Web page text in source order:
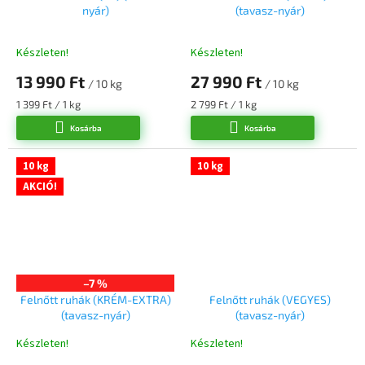
nyár)
Készleten!
13 990 Ft / 10 kg
Egységár:
1 399 Ft / 1 kg
Kosárba
(tavasz-nyár)
Készleten!
27 990 Ft / 10 kg
Egységár:
2 799 Ft / 1 kg
Kosárba
10 kg
AKCIÓ!
–7 %
Felnőtt ruhák (KRÉM-EXTRA)
(tavasz-nyár)
A
Készleten!
10 kg
Felnőtt ruhák (VEGYES)
(tavasz-nyár)
A
Készleten!